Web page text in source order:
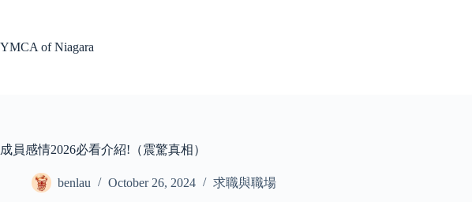
YMCA of Niagara
成員感情2026必看介紹!（震驚真相）
benlau October 26, 2024 求職與職場